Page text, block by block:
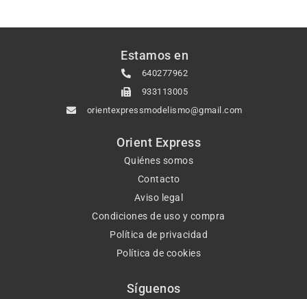
Estamos en
640277962
933113005
orientexpressmodelismo@gmail.com
Orient Express
Quiénes somos
Contacto
Aviso legal
Condiciones de uso y compra
Política de privacidad
Política de cookies
Síguenos